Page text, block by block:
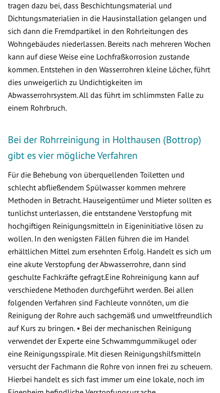
tragen dazu bei, dass Beschichtungsmaterial und
Dichtungsmaterialien in die Hausinstallation gelangen und
sich dann die Fremdpartikel in den Rohrleitungen des
Wohngebäudes niederlassen. Bereits nach mehreren Wochen
kann auf diese Weise eine Lochfraßkorrosion zustande
kommen. Entstehen in den Wasserrohren kleine Löcher, führt
dies unweigerlich zu Undichtigkeiten im
Abwasserrohrsystem. All das führt im schlimmsten Falle zu
einem Rohrbruch.
Bei der Rohrreinigung in Holthausen (Bottrop)
gibt es vier mögliche Verfahren
Für die Behebung von überquellenden Toiletten und
schlecht abfließendem Spülwasser kommen mehrere
Methoden in Betracht. Hauseigentümer und Mieter sollten es
tunlichst unterlassen, die entstandene Verstopfung mit
hochgiftigen Reinigungsmitteln in Eigeninitiative lösen zu
wollen. In den wenigsten Fällen führen die im Handel
erhältlichen Mittel zum ersehnten Erfolg. Handelt es sich um
eine akute Verstopfung der Abwasserrohre, dann sind
geschulte Fachkräfte gefragt.Eine Rohreinigung kann auf
verschiedene Methoden durchgeführt werden. Bei allen
folgenden Verfahren sind Fachleute vonnöten, um die
Reinigung der Rohre auch sachgemäß und umweltfreundlich
auf Kurs zu bringen. • Bei der mechanischen Reinigung
verwendet der Experte eine Schwammgummikugel oder
eine Reinigungsspirale. Mit diesen Reinigungshilfsmitteln
versucht der Fachmann die Rohre von innen frei zu scheuern.
Hierbei handelt es sich fast immer um eine lokale, noch im